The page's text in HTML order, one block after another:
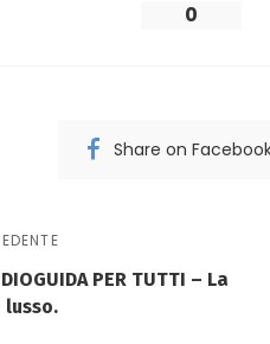
0
Share on
PER TUTTI – La
lusso.